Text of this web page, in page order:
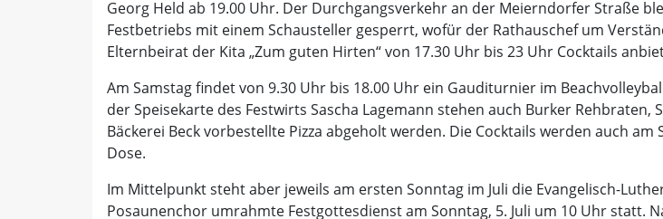
Georg Held ab 19.00 Uhr. Der Durchgangsverkehr an der Meierndorfer Straße
Festbetriebs mit einem Schausteller gesperrt, wofür der Rathauschef um
Elternbeirat der Kita „Zum guten Hirten“ von 17.30 Uhr bis 23 Uhr Cocktails
Am Samstag findet von 9.30 Uhr bis 18.00 Uhr ein Gauditurnier im
der Speisekarte des Festwirts Sascha Lagemann stehen auch Burker
Bäckerei Beck vorbestellte Pizza abgeholt werden. Die Cocktails werden auch
Dose.
Im Mittelpunkt steht aber jeweils am ersten Sonntag im Juli die Evangelisch-
Posaunenchor umrahmte Festgottesdienst am Sonntag, 5. Juli um 10 Uhr statt.